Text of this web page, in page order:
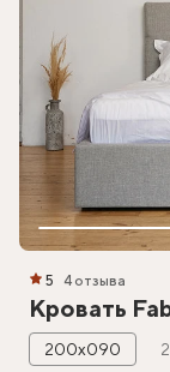
5 4 отзыва
Кровать
200х090